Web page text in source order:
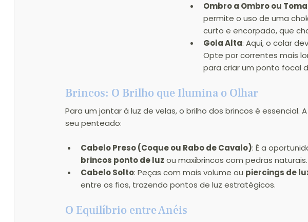
Ombro a Ombro ou
permite o uso de uma
curto e encorpado, que
Gola Alta: Aqui, o colar
Opte por correntes mais
para criar um ponto focal
Brincos: O Brilho que Ilumina o Olhar
Para um jantar à luz de velas, o brilho dos brincos é essencial.
seu penteado:
Cabelo Preso (Coque ou Rabo de Cavalo): É a
brincos ponto de luz ou maxibrincos com pedras naturais.
Cabelo Solto: Peças com mais volume ou piercings de
entre os fios, trazendo pontos de luz estratégicos.
O Equilíbrio entre Anéis